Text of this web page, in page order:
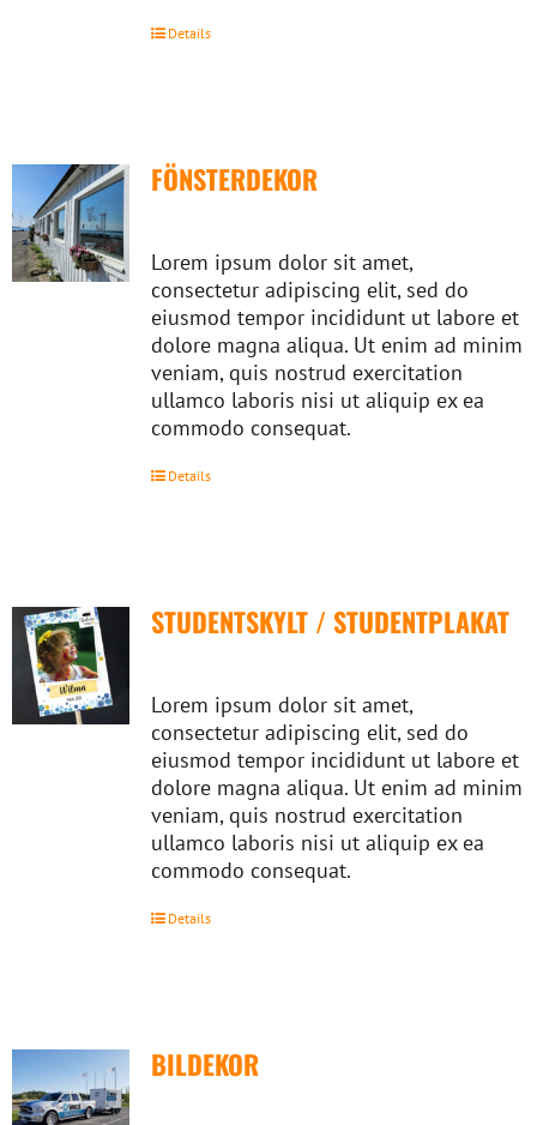
Details
FÖNSTERDEKOR
Lorem ipsum dolor sit amet,
consectetur adipiscing elit, sed do
eiusmod tempor incididunt ut labore et
dolore magna aliqua. Ut enim ad minim
veniam, quis nostrud exercitation
ullamco laboris nisi ut aliquip ex ea
commodo consequat.
Details
STUDENTSKYLT / STUDENTPLAKAT
Lorem ipsum dolor sit amet,
consectetur adipiscing elit, sed do
eiusmod tempor incididunt ut labore et
dolore magna aliqua. Ut enim ad minim
veniam, quis nostrud exercitation
ullamco laboris nisi ut aliquip ex ea
commodo consequat.
Details
BILDEKOR